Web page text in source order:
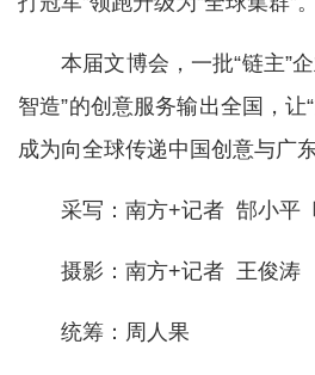
本届文博会，一批“链主”
智造”的创意服务输出全国，让
成为向全球传递中国创意与广
采写：南方+记者 郜小平
摄影：南方+记者 王俊涛
统筹：周人果